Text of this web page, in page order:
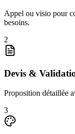
Appel ou visio pour
besoins.
2
Devis &
Proposition détaillée
3